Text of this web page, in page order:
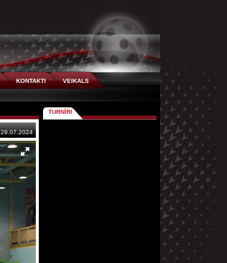
KONTAKTI
VEIKALS
29.07.2024
TURNĪRI